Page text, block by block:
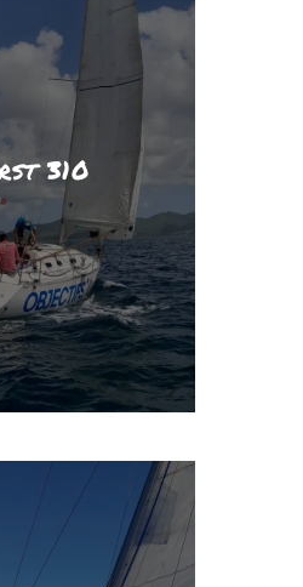
310
un voilier rapide et
l’apprentissage de
côtière et hauturière.
il offre une
de performance
permettant aux
navigateurs de se
les manœuvres à la
en profitant d’un
sécurisant. Avec ses
et son aménagement
le First 310 est
adapté aux
croisière, offrant une
et formatrice
modernes assurent
Le Melody 38 est
parfait pour les
voile recherchant à la